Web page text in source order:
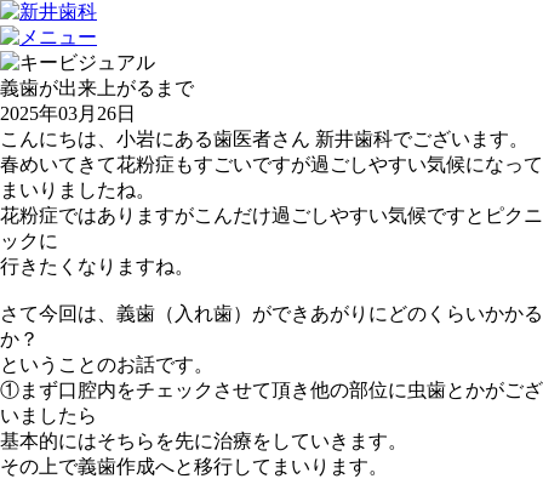
義歯が出来上がるまで
2025年03月26日
こんにちは、小岩にある歯医者さん 新井歯科でございます。
春めいてきて花粉症もすごいですが過ごしやすい気候になって
まいりましたね。
花粉症ではありますがこんだけ過ごしやすい気候ですとピクニ
ックに
行きたくなりますね。
さて今回は、義歯（入れ歯）ができあがりにどのくらいかかる
か？
ということのお話です。
①まず口腔内をチェックさせて頂き他の部位に虫歯とかがござ
いましたら
基本的にはそちらを先に治療をしていきます。
その上で義歯作成へと移行してまいります。